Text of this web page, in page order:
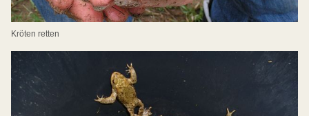
Kröten retten